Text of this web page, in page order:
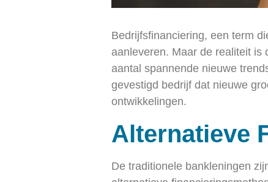
Bedrijfsfinanciering, een term
aanleveren. Maar de realiteit is
aantal spannende nieuwe
gevestigd bedrijf dat nieuwe
ontwikkelingen.
Alternatieve
De traditionele bankleningen